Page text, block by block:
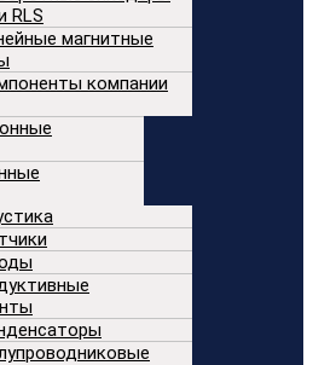
RLS
магнитные
компании